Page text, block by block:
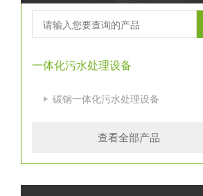
一体化污水处理设备
碳钢一体化污水处理设备
查看全部产品